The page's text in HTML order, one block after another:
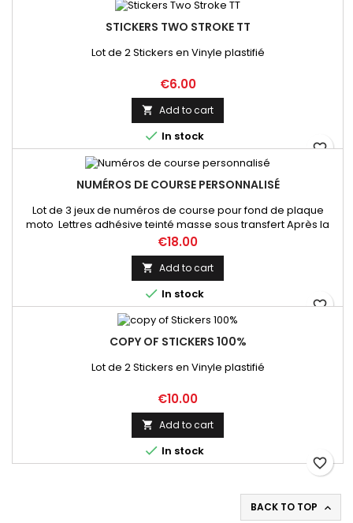
STICKERS TWO STROKE TT
Lot de 2 Stickers en Vinyle plastifié
Price
€6.00
 Add to cart
 In stock
favorite_border
NUMÉROS DE COURSE PERSONNALISÉ
Lot de 3 jeux de numéros de course pour fond de plaque
moto Lettres adhésive teinté masse sous transfert Après la
commande, envoyez nous un mail afin de valider les
numéros, couleur et dimensions . Vous recevrez une
maquette de validation qui précèdera l'envoi
Price
€18.00
 Add to cart
 In stock
favorite_border
COPY OF STICKERS 100%
Lot de 2 Stickers en Vinyle plastifié
Price
€10.00
 Add to cart
 In stock
favorite_border
BACK TO TOP 